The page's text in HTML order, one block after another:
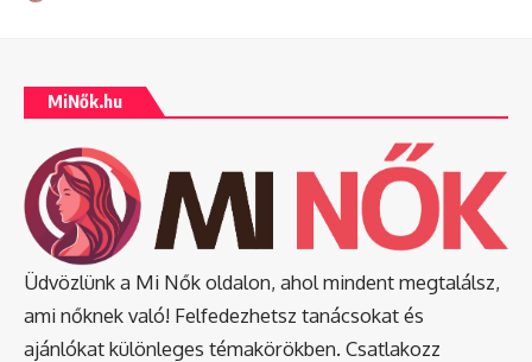
MiNők.hu
Üdvözlünk a Mi Nők oldalon, ahol mindent megtalálsz,
ami nőknek való! Felfedezhetsz tanácsokat és
ajánlókat különleges témakörökben. Csatlakozz